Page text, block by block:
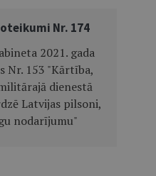
Nr. 174
2021. gada
Nr. 153 "Kārtība,
dienestā
Latvijas pilsoni,
nodarījumu"